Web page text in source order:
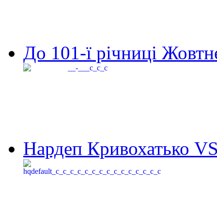
До 101-ї річниці
Нардеп Кривохатько